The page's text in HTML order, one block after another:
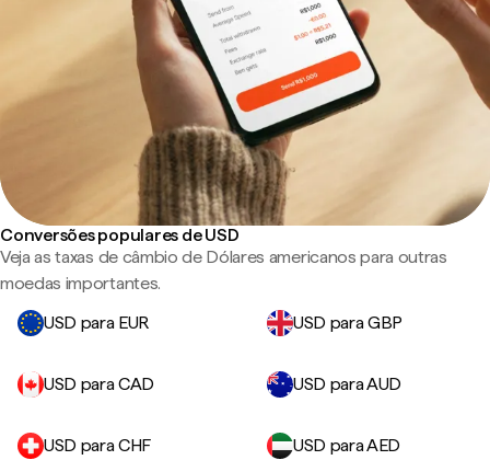
Conversões populares de USD
Veja as taxas de câmbio de Dólares americanos para outras
moedas importantes.
USD para EUR
USD para GBP
USD para CAD USD para AUD
USD para CHF USD para AED